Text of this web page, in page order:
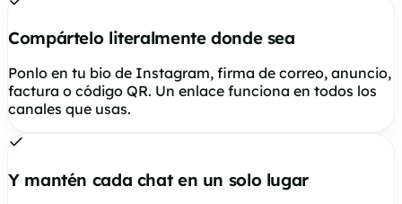
Compártelo literalmente donde sea
Ponlo en tu bio de Instagram, firma de correo, anuncio,
factura o código QR. Un enlace funciona en todos los
canales que usas.
Y mantén cada chat en un solo lugar